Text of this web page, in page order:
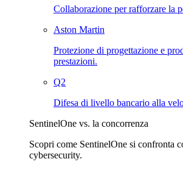
Collaborazione per rafforzare la
Aston Martin
Protezione di progettazione e
prestazioni.
Q2
Difesa di livello bancario alla
SentinelOne vs. la concorrenza
Scopri come SentinelOne si confronta
cybersecurity.